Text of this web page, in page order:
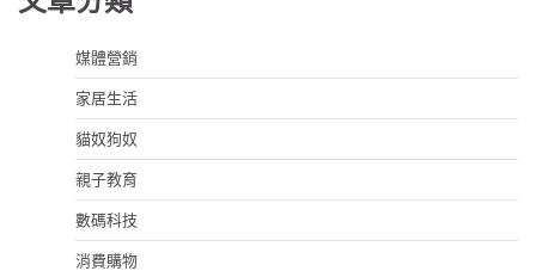
媒體營銷
家居生活
貓奴狗奴
親子教育
數碼科技
消費購物